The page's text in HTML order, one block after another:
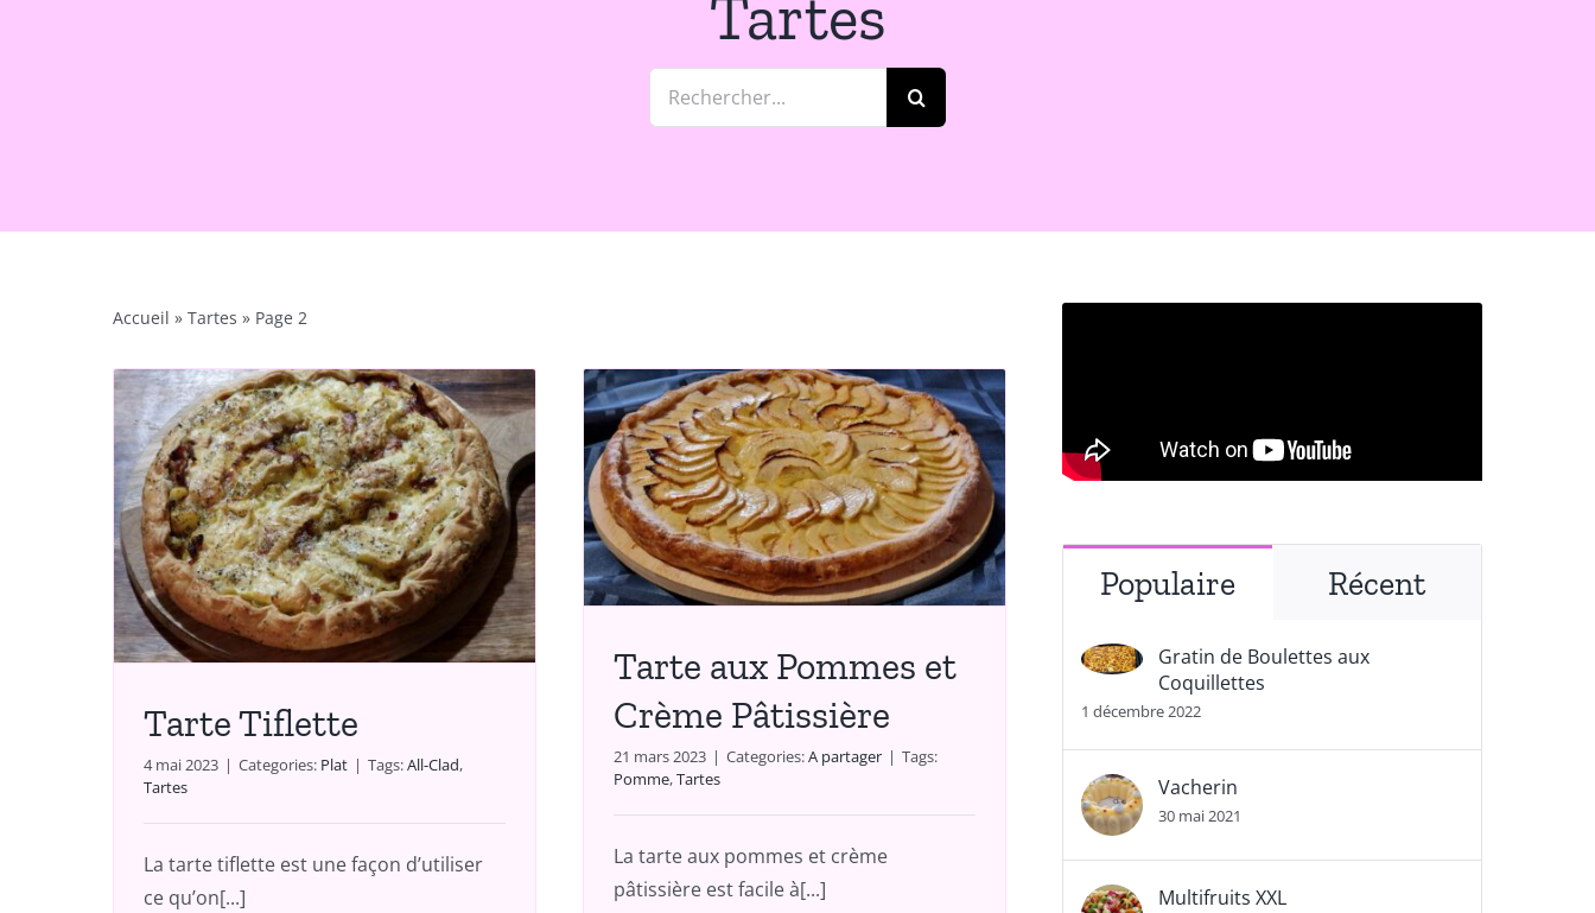
Tartes
Rechercher:
Accueil »Tartes » Page 2
Tarte Tiflette
4 mai 2023 | Categories: Plat | Tags:All-Clad,
Tartes
La tarte tiflette est une façon d’utiliser
ce qu’on[...]
Tarte aux Pommes et
Crème Pâtissière
A partager
Tarte aux Pommes et
Crème Pâtissière
21 mars 2023 | Categories:A partager | Tags:
Pomme,Tartes
La tarte aux pommes et crème
pâtissière est facile à[...]
Populaire Récent
Gratin de Boulettes aux
Coquillettes
1 décembre 2022
Vacherin
30 mai 2021
Multifruits XXL